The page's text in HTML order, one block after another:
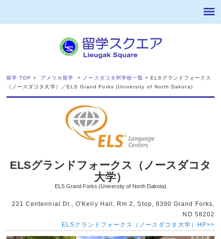
留学 TOP > アメリカ留学 > ノースダコタ州学校一覧 > ELSグランドフォークス
（ノースダコタ大学）／ELS Grand Forks (University of North Dakota)
ELSグランドフォークス（ノースダコタ
大学）
ELS Grand Forks (University of North Dakota)
221 Centennial Dr., O'Kelly Hall, Rm 2, Stop, 8390 Grand Forks,
ND 58202
ELSグランドフォークス（ノースダコタ大学）HP>>